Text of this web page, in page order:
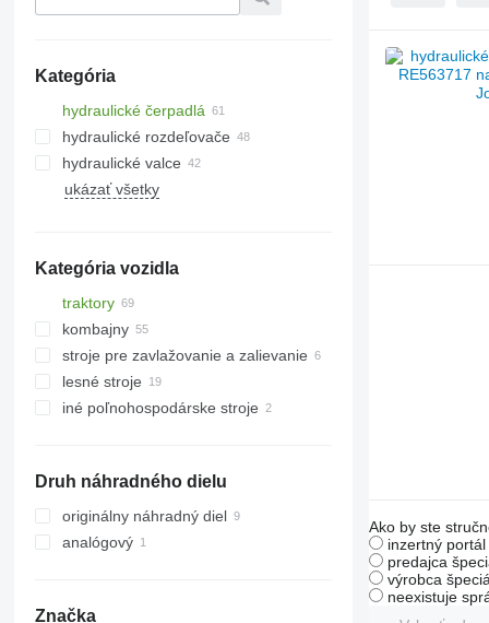
Kategória
hydraulické čerpadlá
hydraulické rozdeľovače
hydraulické valce
ukázať všetky
Kategória vozidla
traktory
kolesové traktory
pásové traktory
kombajny
kombajny na bavlnu
obilné kombajny
silážne kombajny
stroje pre zavlažovanie a zalievanie
lesné stroje
vyvážacie súpravy
iné poľnohospodárske stroje
Druh náhradného dielu
originálny náhradný diel
analógový
Značka
Ako by ste
inzertný
predajca
výrobca
neexistuje